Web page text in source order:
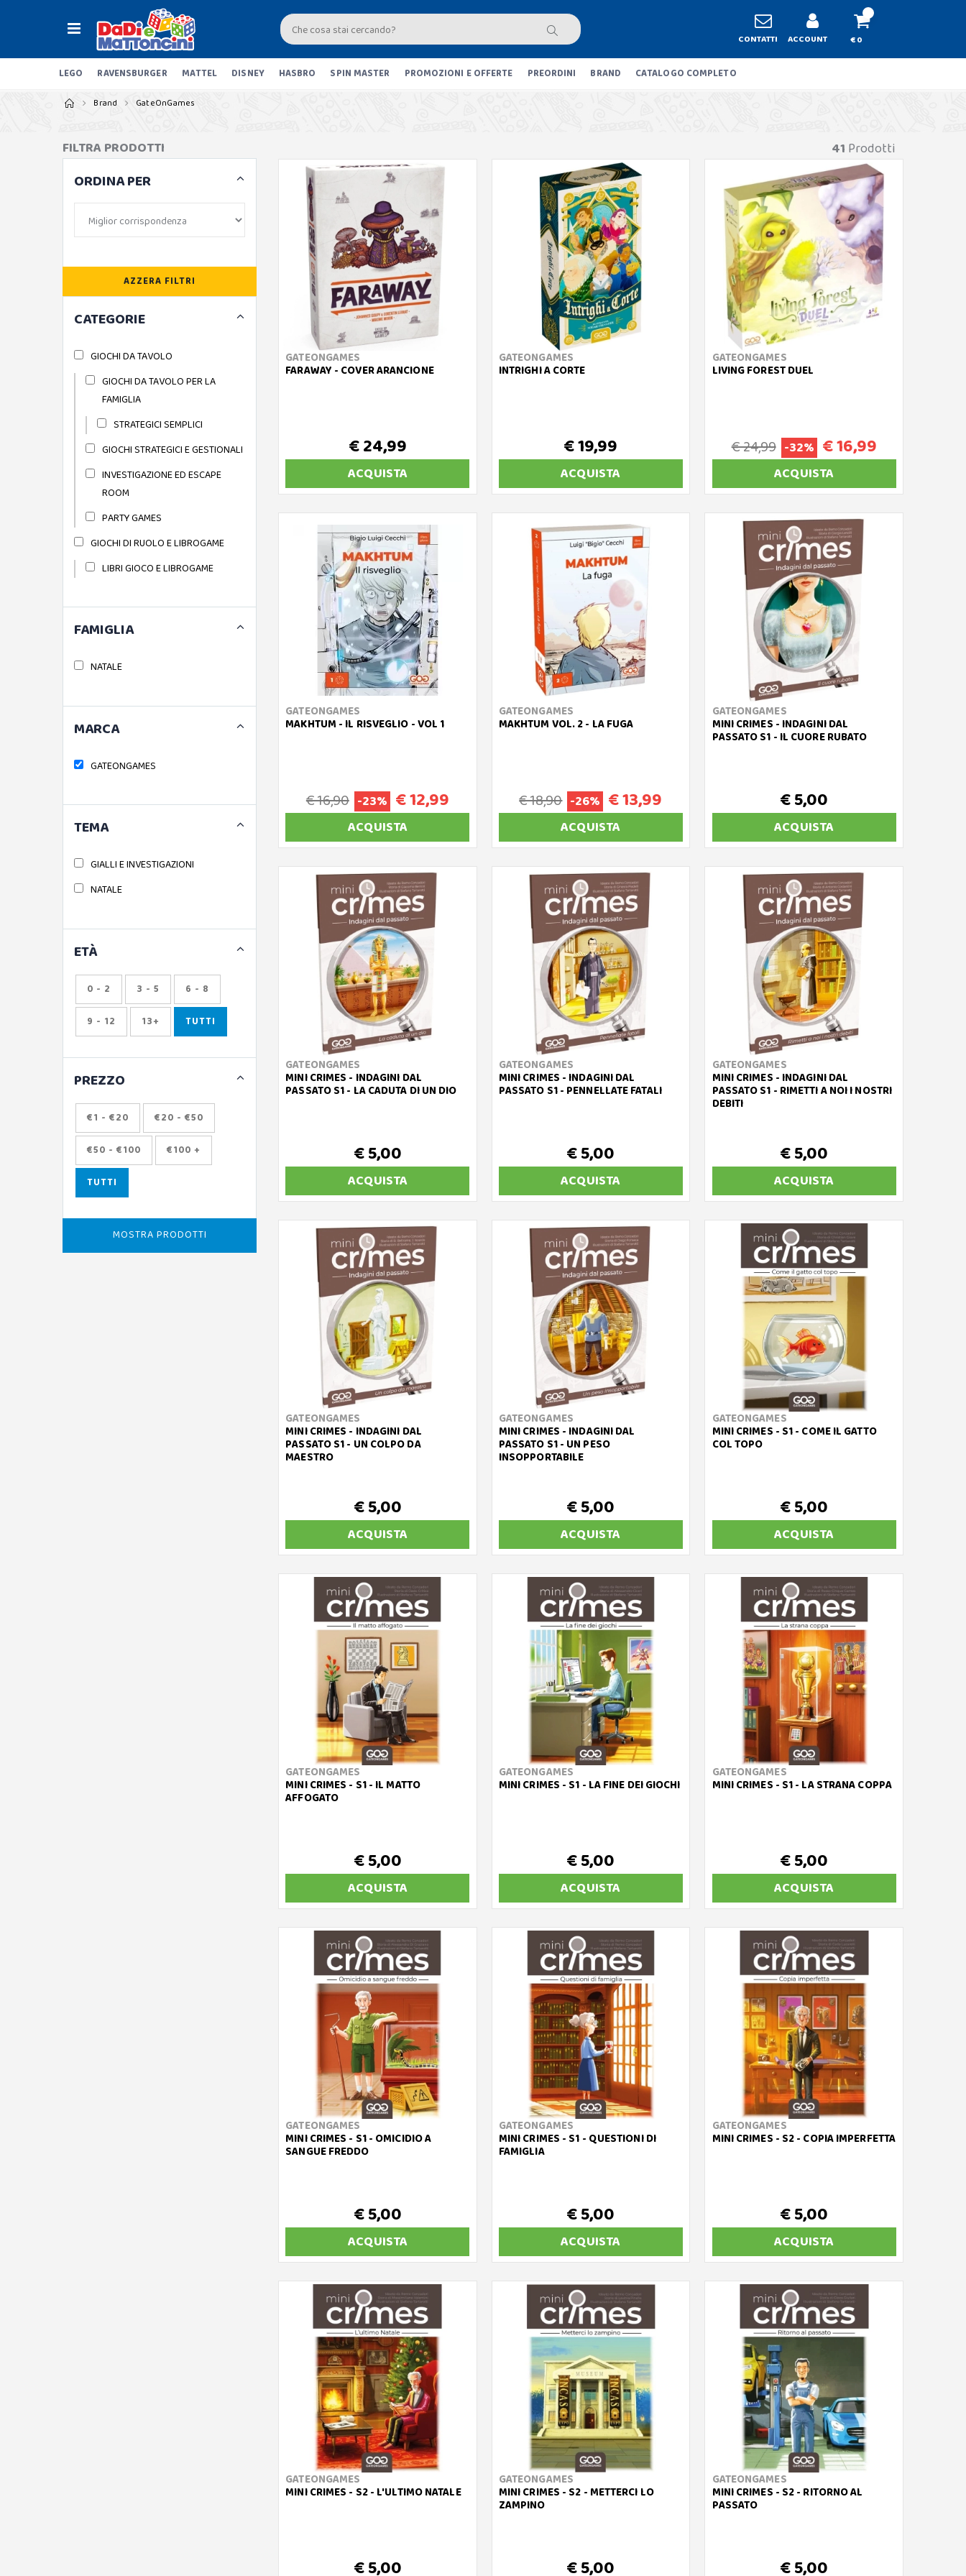
CONTATTI ACCOUNT € 0
LEGO RAVENSBURGER MATTEL DISNEY HASBRO SPIN MASTER PROMOZIONI E OFFERTE PREORDINI BRAND CATALOGO COMPLETO
Brand GateOnGames
41 Prodotti
GATEONGAMES
FARAWAY - COVER ARANCIONE
€ 24,99
ACQUISTA
GATEONGAMES
INTRIGHI A CORTE
€ 19,99
ACQUISTA
GATEONGAMES
LIVING FOREST DUEL
€ 24,99 -32% € 16,99
ACQUISTA
GATEONGAMES
MAKHTUM - IL RISVEGLIO - VOL 1
€ 16,90 -23% € 12,99
ACQUISTA
GATEONGAMES
MAKHTUM VOL. 2 - LA FUGA
€ 18,90 -26% € 13,99
ACQUISTA
GATEONGAMES
MINI CRIMES - INDAGINI DAL
PASSATO S1 - IL CUORE RUBATO
€ 5,00
ACQUISTA
GATEONGAMES
MINI CRIMES - INDAGINI DAL
PASSATO S1 - LA CADUTA DI UN DIO
€ 5,00
ACQUISTA
GATEONGAMES
MINI CRIMES - INDAGINI DAL
PASSATO S1 - PENNELLATE FATALI
€ 5,00
ACQUISTA
GATEONGAMES
MINI CRIMES - INDAGINI DAL
PASSATO S1 - RIMETTI A NOI I NOSTRI
DEBITI
€ 5,00
ACQUISTA
GATEONGAMES
MINI CRIMES - INDAGINI DAL
PASSATO S1 - UN COLPO DA
MAESTRO
€ 5,00
ACQUISTA
GATEONGAMES
MINI CRIMES - INDAGINI DAL
PASSATO S1 - UN PESO
INSOPPORTABILE
€ 5,00
ACQUISTA
GATEONGAMES
MINI CRIMES - S1 - COME IL GATTO
COL TOPO
€ 5,00
ACQUISTA
GATEONGAMES
MINI CRIMES - S1 - IL MATTO
AFFOGATO
€ 5,00
ACQUISTA
GATEONGAMES
MINI CRIMES - S1 - LA FINE DEI GIOCHI
€ 5,00
ACQUISTA
GATEONGAMES
MINI CRIMES - S1 - LA STRANA COPPA
€ 5,00
ACQUISTA
GATEONGAMES
MINI CRIMES - S1 - OMICIDIO A
SANGUE FREDDO
€ 5,00
ACQUISTA
GATEONGAMES
MINI CRIMES - S1 - QUESTIONI DI
FAMIGLIA
€ 5,00
ACQUISTA
GATEONGAMES
MINI CRIMES - S2 - COPIA IMPERFETTA
€ 5,00
ACQUISTA
GATEONGAMES
MINI CRIMES - S2 - L'ULTIMO NATALE
€ 5,00
GATEONGAMES
MINI CRIMES - S2 - METTERCI LO
ZAMPINO
€ 5,00
GATEONGAMES
MINI CRIMES - S2 - RITORNO AL
PASSATO
€ 5,00
FILTRA PRODOTTI
ORDINA PER
AZZERA FILTRI
CATEGORIE
GIOCHI DA TAVOLO
GIOCHI DA TAVOLO PER LA
FAMIGLIA
STRATEGICI SEMPLICI
GIOCHI STRATEGICI E GESTIONALI
INVESTIGAZIONE ED ESCAPE
ROOM
PARTY GAMES
GIOCHI DI RUOLO E LIBROGAME
LIBRI GIOCO E LIBROGAME
FAMIGLIA
NATALE
MARCA
GATEONGAMES
TEMA
GIALLI E INVESTIGAZIONI
NATALE
ETÀ
0 - 2 3 - 5 6 - 8
9 - 12 13+ TUTTI
PREZZO
€1 - €20 €20 - €50
€50 - €100 €100 +
TUTTI
MOSTRA PRODOTTI